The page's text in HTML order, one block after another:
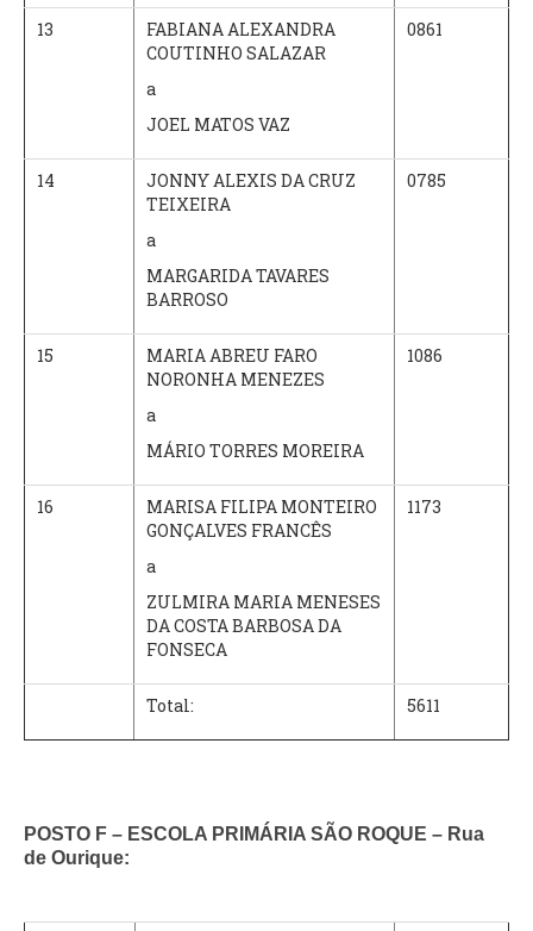
13
FABIANA ALEXANDRA
COUTINHO SALAZAR
a
JOEL MATOS VAZ
0861
14
JONNY ALEXIS DA CRUZ
TEIXEIRA
a
MARGARIDA TAVARES
BARROSO
0785
15
MARIA ABREU FARO
NORONHA MENEZES
a
MÁRIO TORRES MOREIRA
1086
16
MARISA FILIPA MONTEIRO
GONÇALVES FRANCÊS
a
ZULMIRA MARIA MENESES
DA COSTA BARBOSA DA
FONSECA
1173
Total: 5611
POSTO F – ESCOLA PRIMÁRIA SÃO ROQUE – Rua
de Ourique: